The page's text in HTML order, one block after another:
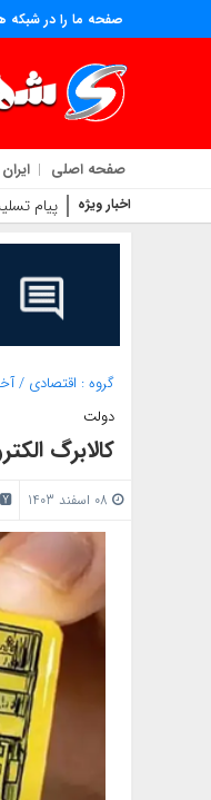
صفحه ما را در شبکه
صفحه اصلی ایران
اخبار ویژه محمد
گروه : اقتصادی /
دولت
کالابرگ